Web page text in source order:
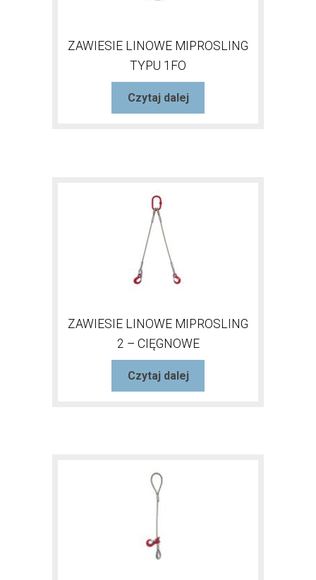
ZAWIESIE LINOWE MIPROSLING
TYPU 1FO
Czytaj dalej
ZAWIESIE LINOWE MIPROSLING
2 – CIĘGNOWE
Czytaj dalej